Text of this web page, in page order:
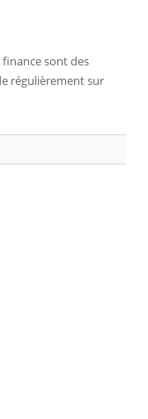
sont des
régulièrement sur